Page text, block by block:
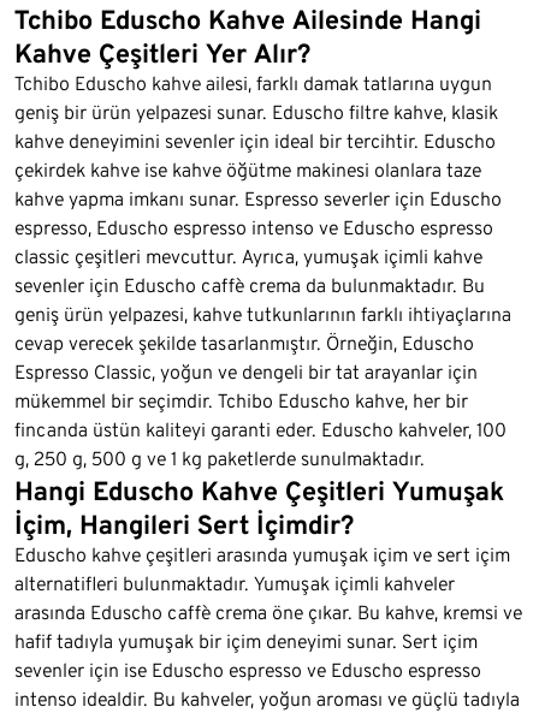
Tchibo Eduscho Kahve Ailesinde Hangi
Kahve Çeşitleri Yer Alır?
Tchibo Eduscho kahve ailesi, farklı damak tatlarına uygun
geniş bir ürün yelpazesi sunar. Eduscho filtre kahve, klasik
kahve deneyimini sevenler için ideal bir tercihtir. Eduscho
çekirdek kahve ise kahve öğütme makinesi olanlara taze
kahve yapma imkanı sunar. Espresso severler için Eduscho
espresso, Eduscho espresso intenso ve Eduscho espresso
classic çeşitleri mevcuttur. Ayrıca, yumuşak içimli kahve
sevenler için Eduscho caffè crema da bulunmaktadır. Bu
geniş ürün yelpazesi, kahve tutkunlarının farklı ihtiyaçlarına
cevap verecek şekilde tasarlanmıştır. Örneğin, Eduscho
Espresso Classic, yoğun ve dengeli bir tat arayanlar için
mükemmel bir seçimdir. Tchibo Eduscho kahve, her bir
fincanda üstün kaliteyi garanti eder. Eduscho kahveler, 100
g, 250 g, 500 g ve 1 kg paketlerde sunulmaktadır.
Hangi Eduscho Kahve Çeşitleri Yumuşak
İçim, Hangileri Sert İçimdir?
Eduscho kahve çeşitleri arasında yumuşak içim ve sert içim
alternatifleri bulunmaktadır. Yumuşak içimli kahveler
arasında Eduscho caffè crema öne çıkar. Bu kahve, kremsi ve
hafif tadıyla yumuşak bir içim deneyimi sunar. Sert içim
sevenler için ise Eduscho espresso ve Eduscho espresso
intenso idealdir. Bu kahveler, yoğun aroması ve güçlü tadıyla